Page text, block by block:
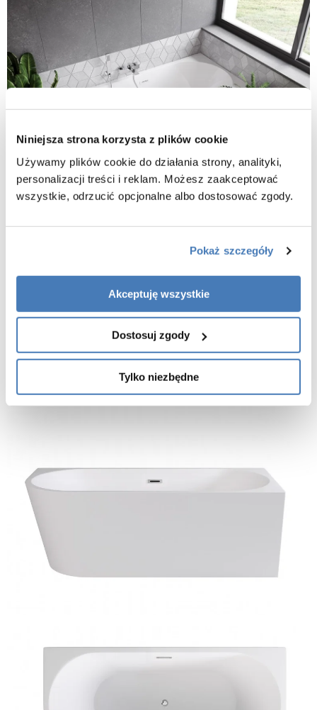
Niniejsza strona korzysta z plików cookie
Używamy plików cookie do działania strony, analityki,
personalizacji treści i reklam. Możesz zaakceptować
wszystkie, odrzucić opcjonalne albo dostosować zgody.
Pokaż szczegóły
Akceptuję wszystkie
Dostosuj zgody
Tylko niezbędne